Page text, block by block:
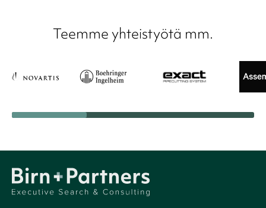
Teemme yhteistyötä mm.